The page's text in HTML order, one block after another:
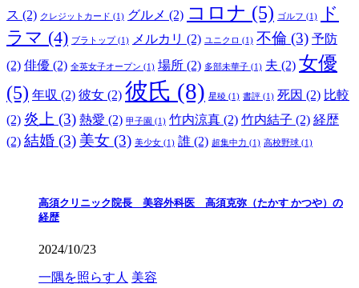
ス (2) クレジットカード (1) グルメ (2) コロナ (5) ゴルフ (1)
ド
ラマ (4) ブラトップ(1) メルカリ (2) ユニクロ (1) 不倫 (3) 予防
(2) 俳優 (2) 全英女子オープン (1) 場所 (2) 多部未華子 (1) 夫 (2) 女優
(5) 年収 (2) 彼女 (2) 彼氏 (8) 星稜 (1) 書評 (1) 死因 (2) 比較
(2) 炎上 (3) 熱愛 (2) 甲子園 (1) 竹内涼真 (2) 竹内結子 (2) 経歴
(2) 結婚 (3) 美女 (3) 美少女 (1) 誰 (2) 超集中力 (1) 高校野球 (1)
高須クリニック院長 美容外科医 高須克弥（たかす かつや）の
経歴
2024/10/23
一隅を照らす人 美容